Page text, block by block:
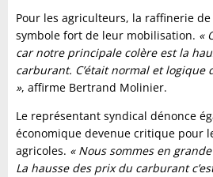
Pour les agriculteurs, la raffinerie
symbole fort de leur mobilisation. «
car notre principale colère est la
carburant. C’était normal et logique
», affirme Bertrand Molinier.
Le représentant syndical dénonce
économique devenue critique pour
agricoles. « Nous sommes en
La hausse des prix du carburant